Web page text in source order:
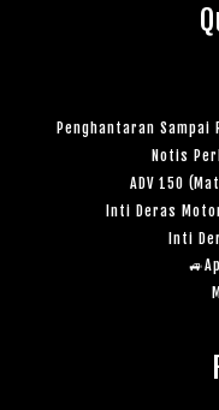
Penghantaran Sampai
Notis
ADV 150
Inti Deras
Inti